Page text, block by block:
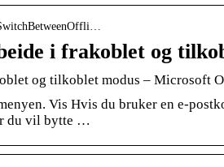
i frakoblet og
og tilkoblet modus – Microsoft
Vis Hvis du bruker en e-
du vil bytte …